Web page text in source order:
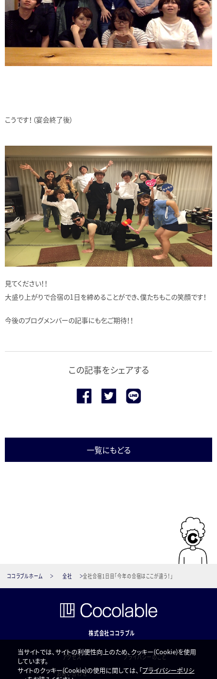
こうです！（宴会終了後）
見てください！！
大盛り上がりで合宿の1日を締めることができ、僕たちもこの笑顔です！
今後のブログメンバーの記事にも乞ご期待！！
この記事をシェアする
一覧にもどる
ココラブルホーム 全社 全社合宿1日目「今年の合宿はここが違う！」
株式会社ココラブル
アクセス
プライバシーのこと
お問い合わせ
当サイトでは、サイトの利便性向上のため、クッキー(Cookie)を使用
しています。
サイトのクッキー(Cookie)の使用に関しては、「プライバシーポリシ